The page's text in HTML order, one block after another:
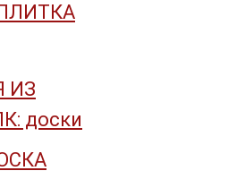
ИЗ
доски